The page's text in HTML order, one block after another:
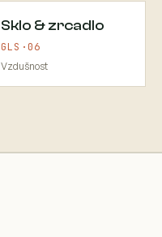
Sklo & zrcadlo
GLS·06
Vzdušnost